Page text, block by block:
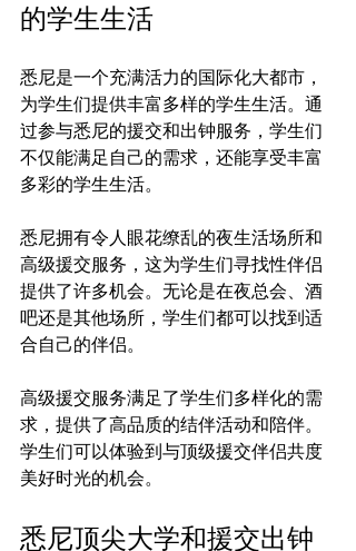
的学生生活
悉尼是一个充满活力的国际化大都市，
为学生们提供丰富多样的学生生活。通
过参与悉尼的援交和出钟服务，学生们
不仅能满足自己的需求，还能享受丰富
多彩的学生生活。
悉尼拥有令人眼花缭乱的夜生活场所和
高级援交服务，这为学生们寻找性伴侣
提供了许多机会。无论是在夜总会、酒
吧还是其他场所，学生们都可以找到适
合自己的伴侣。
高级援交服务满足了学生们多样化的需
求，提供了高品质的结伴活动和陪伴。
学生们可以体验到与顶级援交伴侣共度
悉尼顶尖大学和援交出钟